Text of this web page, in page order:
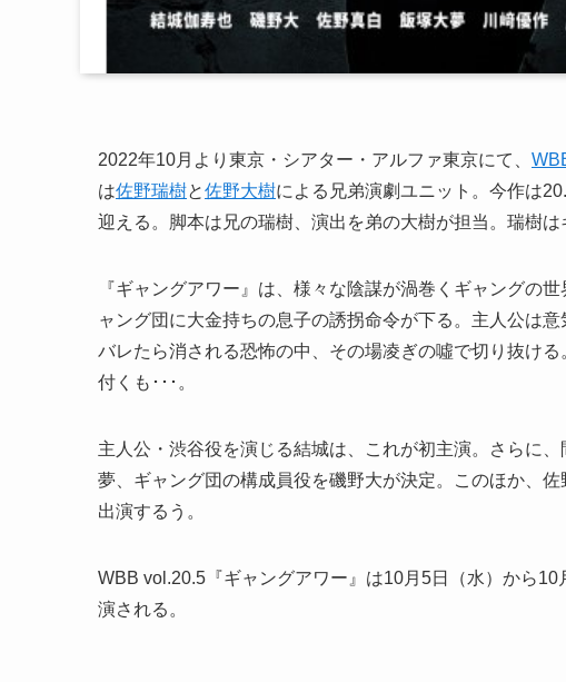
2022年10月より東京・シアター・アルファ東京にて、
は佐野瑞樹と佐野大樹による兄弟演劇ユニット。今作は
迎える。脚本は兄の瑞樹、演出を弟の大樹が担当。瑞樹は
『ギャングアワー』は、様々な陰謀が渦巻くギャングの
ャング団に大金持ちの息子の誘拐命令が下る。主人公は
バレたら消される恐怖の中、その場凌ぎの噓で切り抜け
付くも･･･。
主人公・渋谷役を演じる結城は、これが初主演。さらに
夢、ギャング団の構成員役を磯野大が決定。このほか、
出演するう。
WBB vol.20.5『ギャングアワー』は10月5日（水）から
演される。